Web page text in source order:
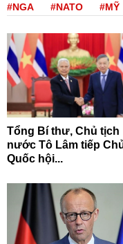
#NGA #NATO #MỸ
Tổng Bí thư, Chủ tịch
nước Tô Lâm tiếp
Quốc hội...